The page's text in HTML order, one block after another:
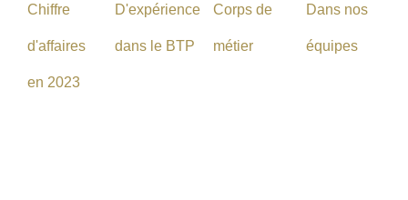
Chiffre
d'affaires
en 2023
D'expérience
dans le BTP
Corps de
métier
Dans nos
équipes